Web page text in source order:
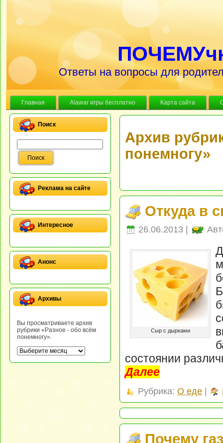
Ответы на вопросы для
Главная Alawar игры бесплатно Карта сайта
Поиск
Реклама на сайте
Интересное
Анонс
Архивы
Вы просматриваете архив
рубрики «Разное - обо всём
понемногу».
Архив
понемногу»
Откуда в
26.06.2013 |
Сыр с дырками
состоянии
Далее
Рубрика: О еде |
Почему